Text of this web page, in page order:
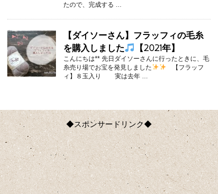
たので、完成する ...
【ダイソーさん】フラッフィの毛糸
を購入しました
【2021年】
こんにちは** 先日ダイソーさんに行ったときに、毛
糸売り場でお宝を発見しました
【フラッフ
ィ】８玉入り 実は去年 ...
◆スポンサードリンク◆